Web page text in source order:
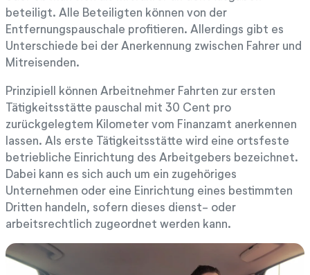
beteiligt. Alle Beteiligten können von der
Entfernungspauschale profitieren. Allerdings gibt es
Unterschiede bei der Anerkennung zwischen Fahrer und
Mitreisenden.
Prinzipiell können Arbeitnehmer Fahrten zur ersten
Tätigkeitsstätte pauschal mit 30 Cent pro
zurückgelegtem Kilometer vom Finanzamt anerkennen
lassen. Als erste Tätigkeitsstätte wird eine ortsfeste
betriebliche Einrichtung des Arbeitgebers bezeichnet.
Dabei kann es sich auch um ein zugehöriges
Unternehmen oder eine Einrichtung eines bestimmten
Dritten handeln, sofern dieses dienst- oder
arbeitsrechtlich zugeordnet werden kann.